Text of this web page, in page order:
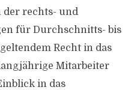
der rechts- und
für Durchschnitts- bis
Recht in das
Mitarbeiter
in das